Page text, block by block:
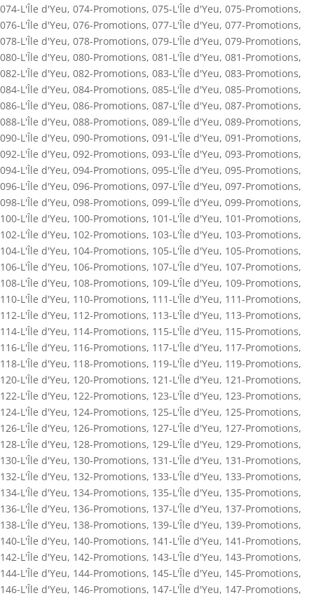
074-L'Île d'Yeu, 074-Promotions, 075-L'Île d'Yeu, 075-Promotions,
076-L'Île d'Yeu, 076-Promotions, 077-L'Île d'Yeu, 077-Promotions,
078-L'Île d'Yeu, 078-Promotions, 079-L'Île d'Yeu, 079-Promotions,
080-L'Île d'Yeu, 080-Promotions, 081-L'Île d'Yeu, 081-Promotions,
082-L'Île d'Yeu, 082-Promotions, 083-L'Île d'Yeu, 083-Promotions,
084-L'Île d'Yeu, 084-Promotions, 085-L'Île d'Yeu, 085-Promotions,
086-L'Île d'Yeu, 086-Promotions, 087-L'Île d'Yeu, 087-Promotions,
088-L'Île d'Yeu, 088-Promotions, 089-L'Île d'Yeu, 089-Promotions,
090-L'Île d'Yeu, 090-Promotions, 091-L'Île d'Yeu, 091-Promotions,
092-L'Île d'Yeu, 092-Promotions, 093-L'Île d'Yeu, 093-Promotions,
094-L'Île d'Yeu, 094-Promotions, 095-L'Île d'Yeu, 095-Promotions,
096-L'Île d'Yeu, 096-Promotions, 097-L'Île d'Yeu, 097-Promotions,
098-L'Île d'Yeu, 098-Promotions, 099-L'Île d'Yeu, 099-Promotions,
100-L'Île d'Yeu, 100-Promotions, 101-L'Île d'Yeu, 101-Promotions,
102-L'Île d'Yeu, 102-Promotions, 103-L'Île d'Yeu, 103-Promotions,
104-L'Île d'Yeu, 104-Promotions, 105-L'Île d'Yeu, 105-Promotions,
106-L'Île d'Yeu, 106-Promotions, 107-L'Île d'Yeu, 107-Promotions,
108-L'Île d'Yeu, 108-Promotions, 109-L'Île d'Yeu, 109-Promotions,
110-L'Île d'Yeu, 110-Promotions, 111-L'Île d'Yeu, 111-Promotions,
112-L'Île d'Yeu, 112-Promotions, 113-L'Île d'Yeu, 113-Promotions,
114-L'Île d'Yeu, 114-Promotions, 115-L'Île d'Yeu, 115-Promotions,
116-L'Île d'Yeu, 116-Promotions, 117-L'Île d'Yeu, 117-Promotions,
118-L'Île d'Yeu, 118-Promotions, 119-L'Île d'Yeu, 119-Promotions,
120-L'Île d'Yeu, 120-Promotions, 121-L'Île d'Yeu, 121-Promotions,
122-L'Île d'Yeu, 122-Promotions, 123-L'Île d'Yeu, 123-Promotions,
124-L'Île d'Yeu, 124-Promotions, 125-L'Île d'Yeu, 125-Promotions,
126-L'Île d'Yeu, 126-Promotions, 127-L'Île d'Yeu, 127-Promotions,
128-L'Île d'Yeu, 128-Promotions, 129-L'Île d'Yeu, 129-Promotions,
130-L'Île d'Yeu, 130-Promotions, 131-L'Île d'Yeu, 131-Promotions,
132-L'Île d'Yeu, 132-Promotions, 133-L'Île d'Yeu, 133-Promotions,
134-L'Île d'Yeu, 134-Promotions, 135-L'Île d'Yeu, 135-Promotions,
136-L'Île d'Yeu, 136-Promotions, 137-L'Île d'Yeu, 137-Promotions,
138-L'Île d'Yeu, 138-Promotions, 139-L'Île d'Yeu, 139-Promotions,
140-L'Île d'Yeu, 140-Promotions, 141-L'Île d'Yeu, 141-Promotions,
142-L'Île d'Yeu, 142-Promotions, 143-L'Île d'Yeu, 143-Promotions,
144-L'Île d'Yeu, 144-Promotions, 145-L'Île d'Yeu, 145-Promotions,
146-L'Île d'Yeu, 146-Promotions, 147-L'Île d'Yeu, 147-Promotions,